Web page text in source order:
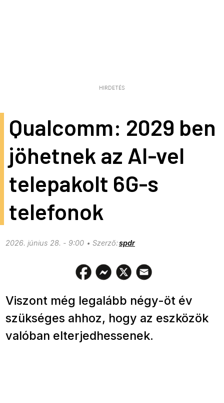
HIRDETÉS
Qualcomm: 2029 ben
jöhetnek az AI-vel
telepakolt 6G-s
telefonok
2026. június 28. - 9:00 spdr
Viszont még legalább négy-öt év
szükséges ahhoz, hogy az eszközök
valóban elterjedhessenek.